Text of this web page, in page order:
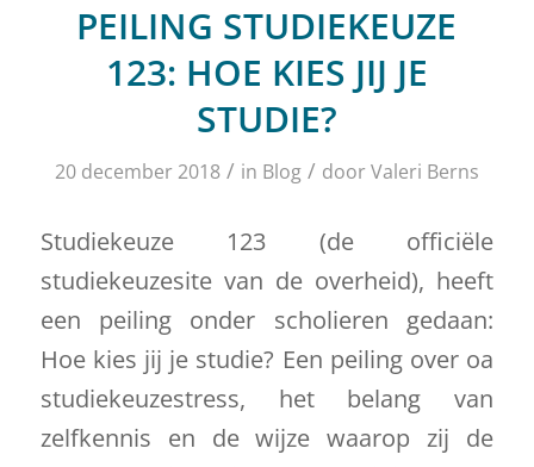
PEILING STUDIEKEUZE
123: HOE KIES JIJ JE
STUDIE?
20 december 2018 / in Blog / doorValeri Berns
Studiekeuze 123 (de officiële
studiekeuzesite van de overheid), heeft
een peiling onder scholieren gedaan:
Hoe kies jij je studie? Een peiling over oa
studiekeuzestress, het belang van
zelfkennis en de wijze waarop zij de